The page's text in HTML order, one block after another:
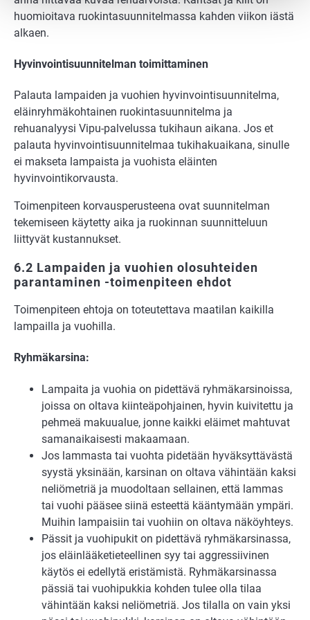
huomioitava ruokintasuunnitelmassa kahden viikon iästä
alkaen.
Hyvinvointisuunnitelman toimittaminen
Palauta lampaiden ja vuohien hyvinvointisuunnitelma,
eläinryhmäkohtainen ruokintasuunnitelma ja
rehuanalyysi Vipu-palvelussa tukihaun aikana. Jos et
palauta hyvinvointisuunnitelmaa tukihakuaikana, sinulle
ei makseta lampaista ja vuohista eläinten
hyvinvointikorvausta.
Toimenpiteen korvausperusteena ovat suunnitelman
tekemiseen käytetty aika ja ruokinnan suunnitteluun
liittyvät kustannukset.
6.2 Lampaiden ja vuohien olosuhteiden
parantaminen -toimenpiteen ehdot
Toimenpiteen ehtoja on toteutettava maatilan kaikilla
lampailla ja vuohilla.
Ryhmäkarsina:
Lampaita ja vuohia on pidettävä ryhmäkarsinoissa,
joissa on oltava kiinteäpohjainen, hyvin kuivitettu ja
pehmeä makuualue, jonne kaikki eläimet mahtuvat
samanaikaisesti makaamaan.
Jos lammasta tai vuohta pidetään hyväksyttävästä
syystä yksinään, karsinan on oltava vähintään kaksi
neliömetriä ja muodoltaan sellainen, että lammas
tai vuohi pääsee siinä esteettä kääntymään ympäri.
Muihin lampaisiin tai vuohiin on oltava näköyhteys.
Pässit ja vuohipukit on pidettävä ryhmäkarsinassa,
jos eläinlääketieteellinen syy tai aggressiivinen
käytös ei edellytä eristämistä. Ryhmäkarsinassa
pässiä tai vuohipukkia kohden tulee olla tilaa
vähintään kaksi neliömetriä. Jos tilalla on vain yksi